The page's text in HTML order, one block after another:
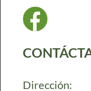
Dirección: